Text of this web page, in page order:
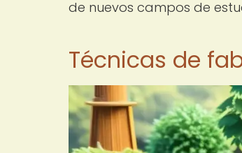
de nuevos campos de
Técnicas de